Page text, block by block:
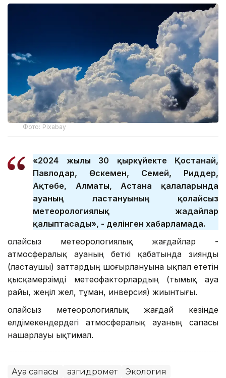
Фото: Pixabay
«2024 жылғы 30 қыркүйекте Қостанай,
Павлодар, Өскемен, Семей, Риддер,
Ақтөбе, Алматы, Астана қалаларында
ауаның ластануының қолайсыз
метеорологиялық жағдайлар
қалыптасады», - делінген хабарламада.
Қолайсыз метеорологиялық жағдайлар -
атмосфералық ауаның беткі қабатында зиянды
(ластаушы) заттардың шоғырлануына ықпал ететін
қысқамерзімді метеофакторлардың (тымық ауа
райы, жеңіл жел, тұман, инверсия) жиынтығы.
Қолайсыз метеорологиялық жағдай кезінде
елдімекендердегі атмосфералық ауаның сапасы
нашарлауы ықтимал.
Ауа сапасы Қазгидромет Экология